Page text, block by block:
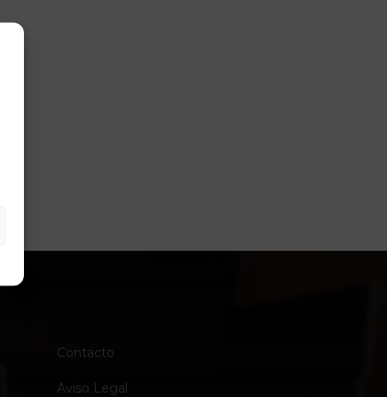
Contacto
Aviso Legal